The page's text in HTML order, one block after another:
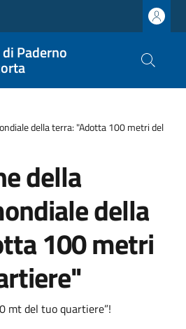
Paderno
della terra: "Adotta 100 metri del
della
della
100 metri
mt del tuo quartiere”!